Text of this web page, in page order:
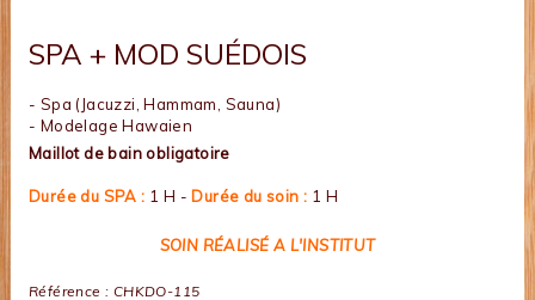
SPA + MOD SUÉDOIS
- Spa (Jacuzzi, Hammam, Sauna)
- Modelage Hawaien
Maillot de bain obligatoire
Durée du SPA : 1 H - Durée du soin : 1 H
SOIN RÉALISÉ A L'INSTITUT
Référence : CHKDO-115